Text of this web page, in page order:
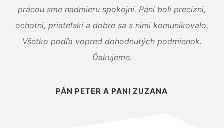
prácou sme nadmieru spokojní. Páni boli precízni,
ochotní, priateľskí a dobre sa s nimi komunikovalo.
Všetko podľa vopred dohodnutých podmienok.
Ďakujeme.
PÁN PETER A PANI ZUZANA